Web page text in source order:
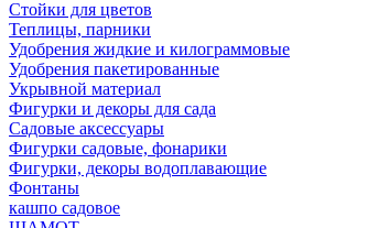
Стойки для цветов
Теплицы, парники
Удобрения жидкие и килограммовые
Удобрения пакетированные
Укрывной материал
Фигурки и декоры для сада
Садовые аксессуары
Фигурки садовые, фонарики
Фигурки, декоры водоплавающие
Фонтаны
кашпо садовое